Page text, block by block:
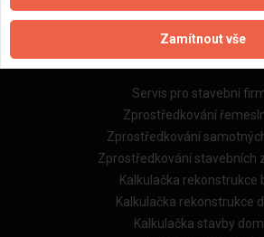
Naše excelové tabulky
Naše služby
Servis pro stavební
Zprostředkování
Zprostředkování
Zprostředkování stavebních
Kalkulačka rekonstrukce
Kalkulačka rekonstrukce
Kalkulačka stavby
Zamítnout vše